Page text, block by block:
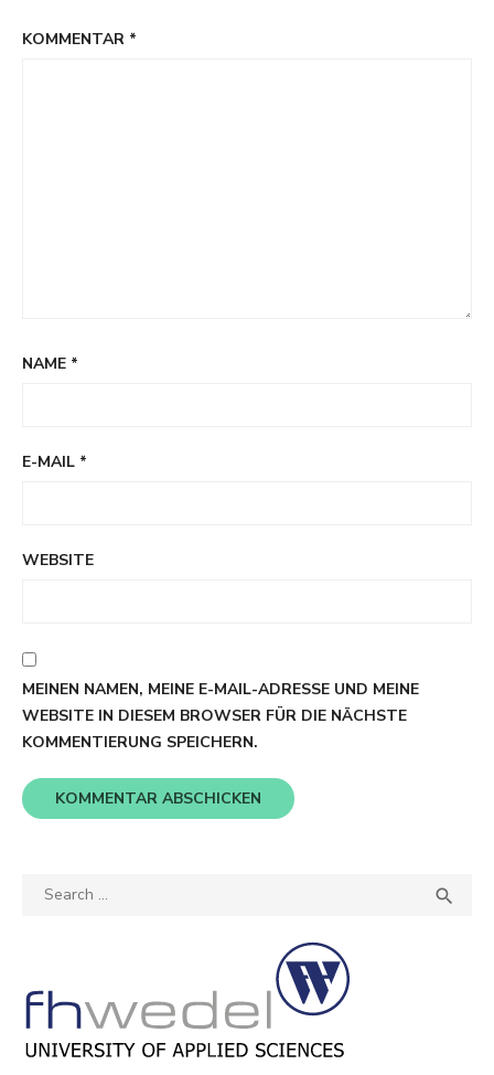
KOMMENTAR *
NAME *
E-MAIL *
WEBSITE
MEINEN NAMEN, MEINE E-MAIL-ADRESSE UND MEINE
WEBSITE IN DIESEM BROWSER FÜR DIE NÄCHSTE
KOMMENTIERUNG SPEICHERN.
Search
